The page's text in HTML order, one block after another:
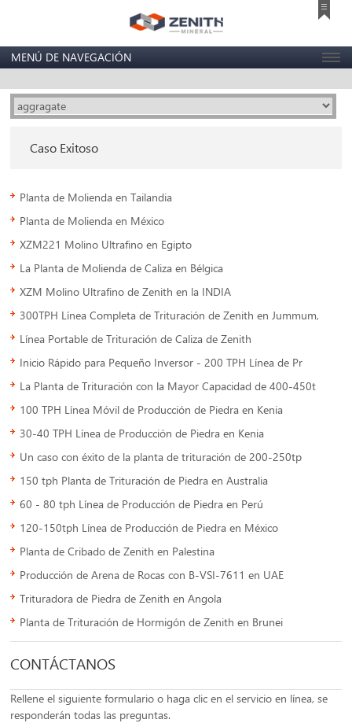
MENÚ DE NAVEGACIÓN
Caso Exitoso
Planta de Molienda en Tailandia
Planta de Molienda en México
XZM221 Molino Ultrafino en Egipto
La Planta de Molienda de Caliza en Bélgica
XZM Molino Ultrafino de Zenith en la INDIA
300TPH Línea Completa de Trituración de Zenith en Jummum,
Línea Portable de Trituración de Caliza de Zenith
Inicio Rápido para Pequeño Inversor - 200 TPH Línea de Pr
La Planta de Trituración con la Mayor Capacidad de 400-450t
100 TPH Línea Móvil de Producción de Piedra en Kenia
30-40 TPH Línea de Producción de Piedra en Kenia
Un caso con éxito de la planta de trituración de 200-250tp
150 tph Planta de Trituración de Piedra en Australia
60 - 80 tph Línea de Producción de Piedra en Perú
120-150tph Línea de Producción de Piedra en México
Planta de Cribado de Zenith en Palestina
Producción de Arena de Rocas con B-VSI-7611 en UAE
Trituradora de Piedra de Zenith en Angola
Planta de Trituración de Hormigón de Zenith en Brunei
CONTÁCTANOS
Rellene el siguiente formulario o haga clic en el servicio en línea, se
responderán todas las preguntas.